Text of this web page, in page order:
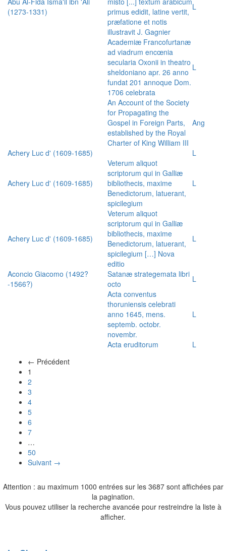
(1273-1331)
primus edidit, latine vertit,
præfatione et notis
illustravit J. Gagnier
L
Academiæ Francofurtanæ
ad viadrum encœnia
secularia Oxonii in theatro
sheldoniano apr. 26 anno
fundat 201 annoque Dom.
1706 celebrata
L
An Account of the Society
for Propagating the
Gospel in Foreign Parts,
established by the Royal
Charter of King William III
Ang
Achery Luc d' (1609-1685) L
Achery Luc d' (1609-1685)
Veterum aliquot
scriptorum qui in Galliæ
bibliothecis, maxime
Benedictorum, latuerant,
spicilegium
L
Achery Luc d' (1609-1685)
Veterum aliquot
scriptorum qui in Galliæ
bibliothecis, maxime
Benedictorum, latuerant,
spicilegium […] Nova
editio
L
Aconcio Giacomo (1492?
-1566?)
Satanæ strategemata libri
octo
L
Acta conventus
thoruniensis celebrati
anno 1645, mens.
septemb. octobr.
novembr.
L
Acta eruditorum
L
← Précédent
1
2
3
4
5
6
7
…
50
Suivant →
Attention : au maximum 1000 entrées sur les 3687 sont affichées par
la pagination.
Vous pouvez utiliser la recherche avancée pour restreindre la liste à
afficher.